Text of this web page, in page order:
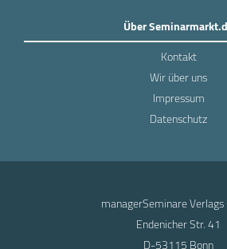
Über
Kontakt
Wir über uns
Impressum
Datenschutz
managerSeminare
Endenicher Str. 41